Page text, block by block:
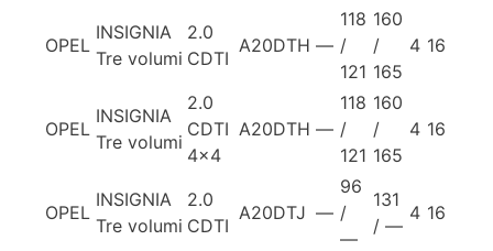
OPEL
INSIGNIA
Tre volumi
2.0
CDTI
A20DTH —
118
/
121
160
/
165
4 16
OPEL
INSIGNIA
Tre volumi
2.0
CDTI
4×4
A20DTH —
118
/
121
160
/
165
4 16
OPEL
INSIGNIA
Tre volumi
2.0
CDTI
A20DTJ —
96
/
—
131
/ —
4 16